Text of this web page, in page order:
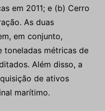
em 2011; e (b) Cerro
As duas
em conjunto,
toneladas métricas de
Além disso, a
de ativos
marítimo.